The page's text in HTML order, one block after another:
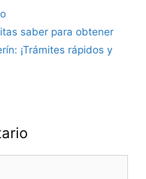
saber para obtener
¡Trámites rápidos y